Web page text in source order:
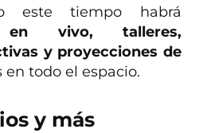
este tiempo habrá
en vivo, talleres,
y proyecciones de
en todo el espacio.
y más